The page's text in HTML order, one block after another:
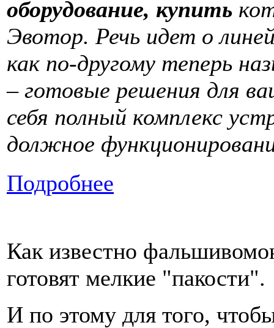
оборудование, купить
Эвотор. Речь идет о
как по-другому теперь
– готовые решения для
себя полный комплекс
должное
Подробнее
Как известно
готовят мелкие "пакости".
И по этому для того,